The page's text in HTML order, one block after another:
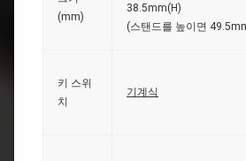
(mm)
38.5mm(H)
(스탠드를 높이면
키 스위
치
기계식